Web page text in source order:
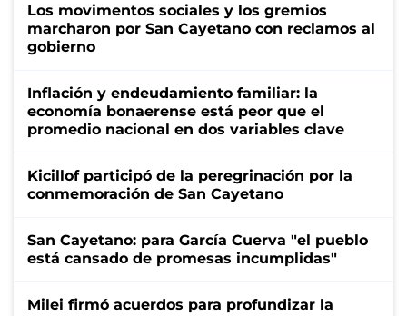
Los movimentos sociales y los gremios
marcharon por San Cayetano con reclamos al
gobierno
Inflación y endeudamiento familiar: la
economía bonaerense está peor que el
promedio nacional en dos variables clave
Kicillof participó de la peregrinación por la
conmemoración de San Cayetano
San Cayetano: para García Cuerva "el pueblo
está cansado de promesas incumplidas"
Milei firmó acuerdos para profundizar la